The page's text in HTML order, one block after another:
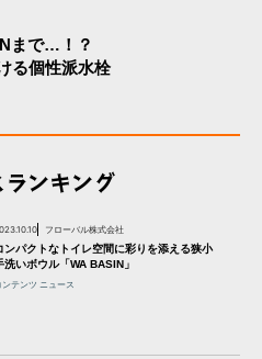
まで…！？
る個性派水栓
ンキング
フローバル株式会社
ンパクトなトイレ空間に彩りを添える狭小
洗いボウル「WA BASIN」
ンテンツ ニュース